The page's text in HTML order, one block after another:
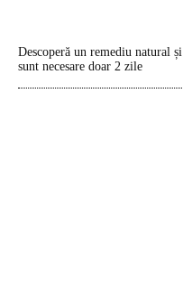
Descoperă un remediu natural
sunt necesare doar 2 zile